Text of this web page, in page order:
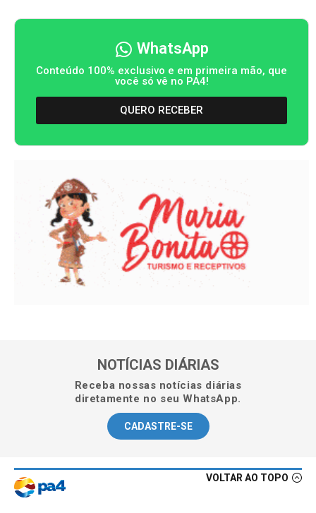
WhatsApp
Conteúdo 100% exclusivo e em primeira mão, que
você só vê no PA4!
QUERO RECEBER
NOTÍCIAS DIÁRIAS
Receba nossas notícias diárias
diretamente no seu WhatsApp.
CADASTRE-SE
VOLTAR AO TOPO